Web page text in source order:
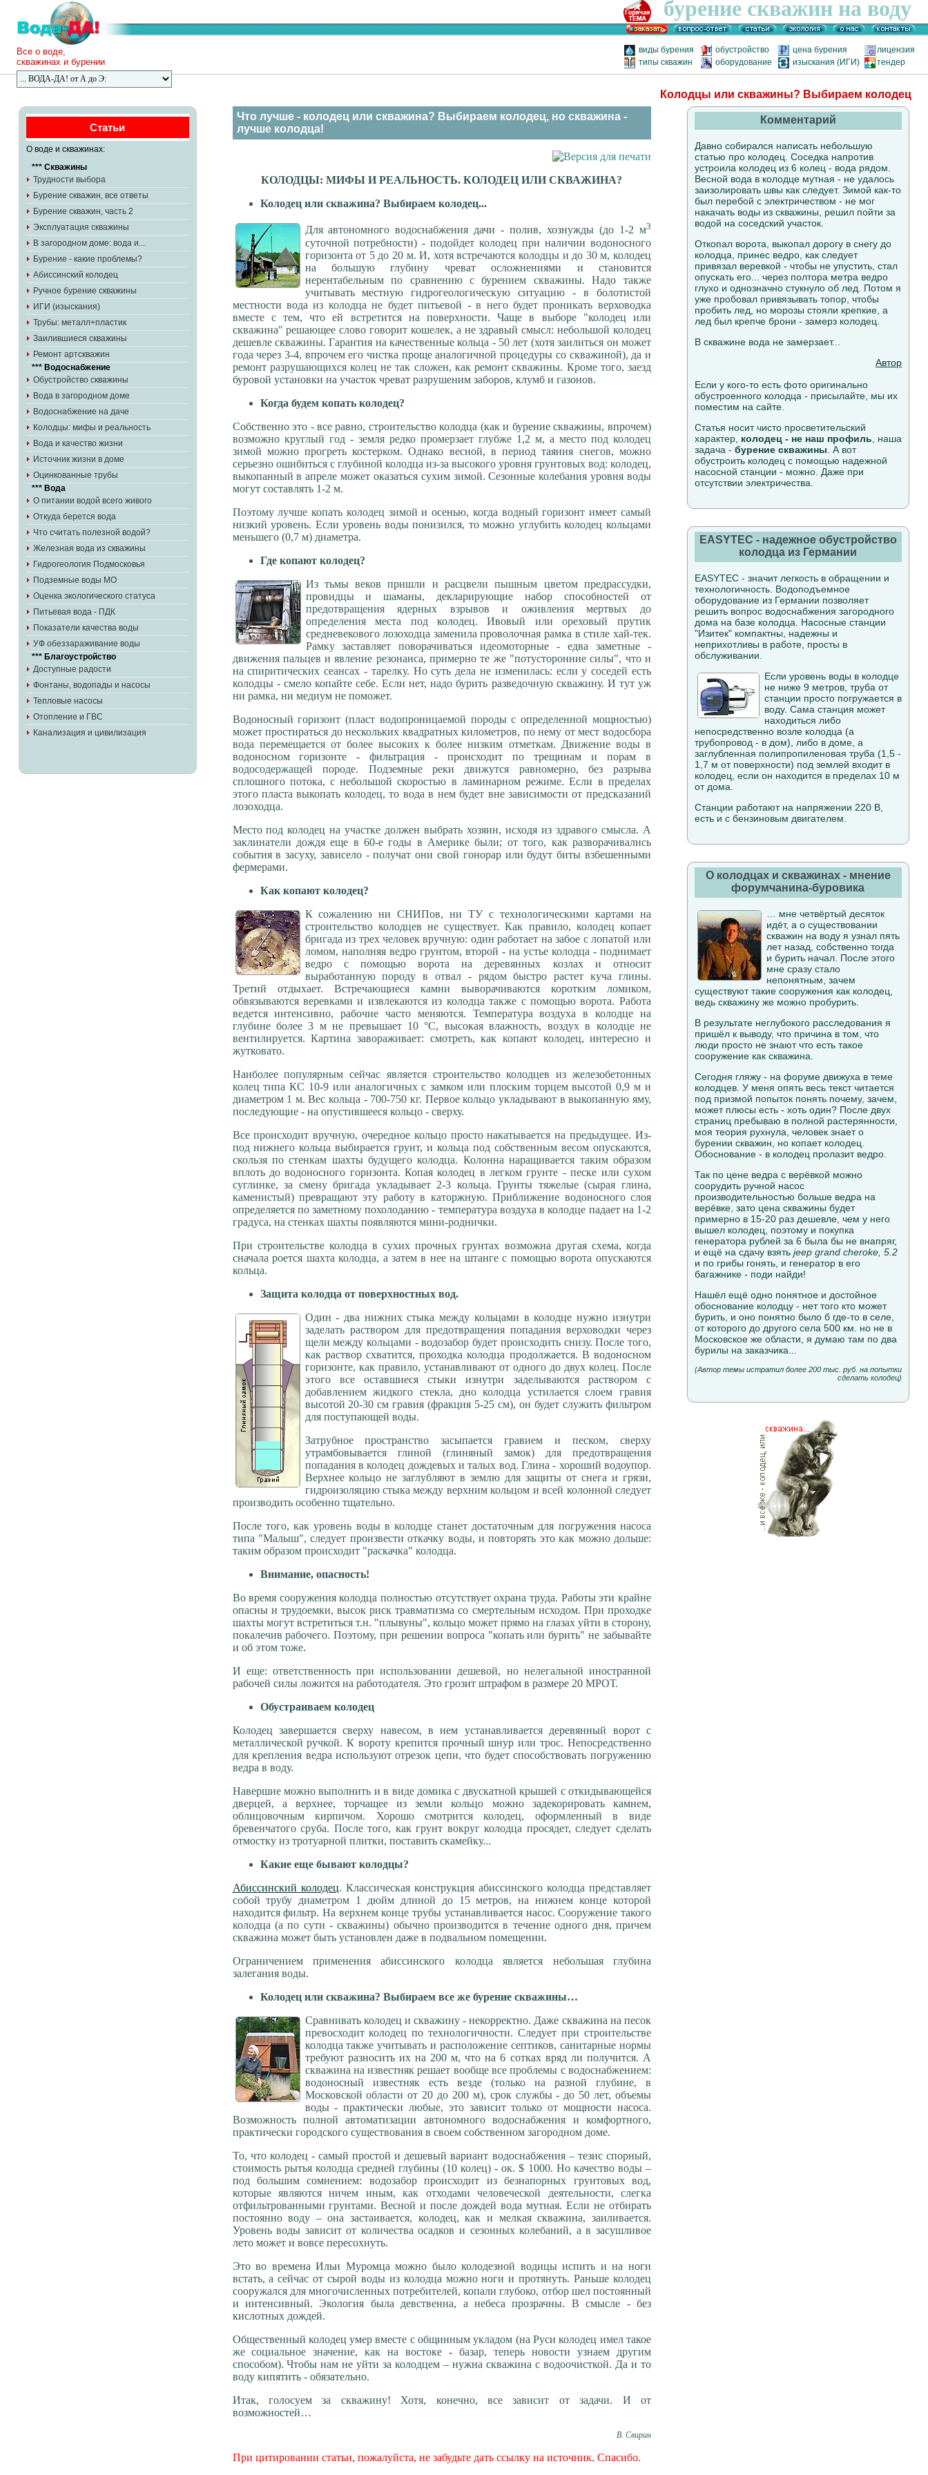
бурение скважин на воду
виды бурения обустройство цена бурения
лицензия
типы скважин
оборудование изыскания (ИГИ) тендер
Все о воде,
скважинах и бурении
Колодцы или скважины? Выбираем колодец
Статьи
О воде и скважинах:
*** Скважины
Трудности выбора
Бурение скважин, все ответы
Бурение скважин, часть 2
Эксплуатация скважины
В загородном доме: вода и...
Бурение - какие проблемы?
Абиссинский колодец
Ручное бурение скважины
ИГИ (изыскания)
Трубы: металл+пластик
Заилившиеся скважины
Ремонт артскважин
*** Водоснабжение
Обустройство скважины
Вода в загородном доме
Водоснабжение на даче
Колодцы: мифы и реальность
Вода и качество жизни
Источник жизни в доме
Оцинкованные трубы
*** Вода
О питании водой всего живого
Откуда берется вода
Что считать полезной водой?
Железная вода из скважины
Гидрогеология Подмосковья
Подземные воды МО
Оценка экологического статуса
Питьевая вода - ПДК
Показатели качества воды
УФ обеззараживание воды
*** Благоустройство
Доступные радости
Фонтаны, водопады и насосы
Тепловые насосы
Отопление и ГВС
Канализация и цивилизация
Что лучше - колодец или скважина? Выбираем колодец, но скважина -
лучше колодца!
КОЛОДЦЫ: МИФЫ И РЕАЛЬНОСТЬ. КОЛОДЕЦ ИЛИ СКВАЖИНА?
Колодец или скважина? Выбираем колодец...
Для автономного водоснабжения дачи - полив, хознужды (до 1-2 м3
суточной потребности) - подойдет колодец при наличии водоносного
горизонта от 5 до 20 м. И, хотя встречаются колодцы и до 30 м, колодец
на большую глубину чреват осложнениями и становится
нерентабельным по сравнению с бурением скважины. Надо также
учитывать местную гидрогеологическую ситуацию - в болотистой
местности вода из колодца не будет питьевой - в него будет проникать верховодка
вместе с тем, что ей встретится на поверхности. Чаще в выборе "колодец или
скважина" решающее слово говорит кошелек, а не здравый смысл: небольшой колодец
дешевле скважины. Гарантия на качественные кольца - 50 лет (хотя заилиться он может
года через 3-4, впрочем его чистка проще аналогичной процедуры со скважиной), да и
ремонт разрушающихся колец не так сложен, как ремонт скважины. Кроме того, заезд
буровой установки на участок чреват разрушеним заборов, клумб и газонов.
Когда будем копать колодец?
Собственно это - все равно, строительство колодца (как и бурение скважины, впрочем)
возможно круглый год - земля редко промерзает глубже 1,2 м, а место под колодец
зимой можно прогреть костерком. Однако весной, в период таяния снегов, можно
серьезно ошибиться с глубиной колодца из-за высокого уровня грунтовых вод: колодец,
выкопанный в апреле может оказаться сухим зимой. Сезонные колебания уровня воды
могут составлять 1-2 м.
Поэтому лучше копать колодец зимой и осенью, когда водный горизонт имеет самый
низкий уровень. Если уровень воды понизился, то можно углубить колодец кольцами
меньшего (0,7 м) диаметра.
Где копают колодец?
Из тьмы веков пришли и расцвели пышным цветом предрассудки,
провидцы и шаманы, декларирующие набор способностей от
предотвращения ядерных взрывов и оживления мертвых до
определения места под колодец. Ивовый или ореховый прутик
средневекового лозоходца заменила проволочная рамка в стиле хай-тек.
Рамку заставляет поворачиваться идеомоторные - едва заметные -
движения пальцев и явление резонанса, примерно те же "потусторонние силы", что и
на спиритических сеансах - тарелку. Но суть дела не изменилась: если у соседей есть
колодцы - смело копайте себе. Если нет, надо бурить разведочную скважину. И тут уж
ни рамка, ни медиум не поможет.
Водоносный горизонт (пласт водопроницаемой породы с определенной мощностью)
может простираться до нескольких квадратных километров, по нему от мест водосбора
вода перемещается от более высоких к более низким отметкам. Движение воды в
водоносном горизонте - фильтрация - происходит по трещинам и порам в
водосодержащей породе. Подземные реки движутся равномерно, без разрыва
сплошного потока, с небольшой скоростью в ламинарном режиме. Если в пределах
этого пласта выкопать колодец, то вода в нем будет вне зависимости от предсказаний
лозоходца.
Место под колодец на участке должен выбрать хозяин, исходя из здравого смысла. А
заклинатели дождя еще в 60-е годы в Америке были; от того, как разворачивались
события в засуху, зависело - получат они свой гонорар или будут биты взбешенными
фермерами.
Как копают колодец?
К сожалению ни СНИПов, ни ТУ с технологическими картами на
строительство колодцев не существует. Как правило, колодец копает
бригада из трех человек вручную: один работает на забое с лопатой или
ломом, наполняя ведро грунтом, второй - на устье колодца - поднимает
ведро с помощью ворота на деревянных козлах и относит
выработанную породу в отвал - рядом быстро растет куча глины.
Третий отдыхает. Встречающиеся камни выворачиваются коротким ломиком,
обвязываются веревками и извлекаются из колодца также с помощью ворота. Работа
ведется интенсивно, рабочие часто меняются. Температура воздуха в колодце на
глубине более 3 м не превышает 10 °С, высокая влажность, воздух в колодце не
вентилируется. Картина завораживает: смотреть, как копают колодец, интересно и
жутковато.
Наиболее популярным сейчас является строительство колодцев из железобетонных
колец типа КС 10-9 или аналогичных с замком или плоским торцем высотой 0,9 м и
диаметром 1 м. Вес кольца - 700-750 кг. Первое кольцо укладывают в выкопанную яму,
последующие - на опустившееся кольцо - сверху.
Все происходит вручную, очередное кольцо просто накатывается на предыдущее. Из-
под нижнего кольца выбирается грунт, и кольца под собственным весом опускаются,
скользя по стенкам шахты будущего колодца. Колонна наращивается таким образом
вплоть до водоносного горизонта. Копая колодец в легком грунте - песке или сухом
суглинке, за смену бригада укладывает 2-3 кольца. Грунты тяжелые (сырая глина,
каменистый) превращают эту работу в каторжную. Приближение водоносного слоя
определяется по заметному похолоданию - температура воздуха в колодце падает на 1-2
градуса, на стенках шахты появляются мини-роднички.
При строительстве колодца в сухих прочных грунтах возможна другая схема, когда
сначала роется шахта колодца, а затем в нее на штанге с помощью ворота опускаются
кольца.
Защита колодца от поверхностных вод.
Один - два нижних стыка между кольцами в колодце нужно изнутри
заделать раствором для предотвращения попадания верховодки через
щели между кольцами - водозабор будет происходить снизу. После того,
как раствор схватится, проходка колодца продолжается. В водоносном
горизонте, как правило, устанавливают от одного до двух колец. После
этого все оставшиеся стыки изнутри заделываются раствором с
добавлением жидкого стекла, дно колодца устилается слоем гравия
высотой 20-30 см гравия (фракция 5-25 см), он будет служить фильтром
для поступающей воды.
Затрубное пространство засыпается гравием и песком, сверху
утрамбовывается глиной (глиняный замок) для предотвращения
попадания в колодец дождевых и талых вод. Глина - хороший водоупор.
Верхнее кольцо не заглубляют в землю для защиты от снега и грязи,
гидроизоляцию стыка между верхним кольцом и всей колонной следует
производить особенно тщательно.
После того, как уровень воды в колодце станет достаточным для погружения насоса
типа "Малыш", следует произвести откачку воды, и повторять это как можно дольше:
таким образом происходит "раскачка" колодца.
Внимание, опасность!
Во время сооружения колодца полностью отсутствует охрана труда. Работы эти крайне
опасны и трудоемки, высок риск травматизма со смертельным исходом. При проходке
шахты могут встретиться т.н. "плывуны", кольцо может прямо на глазах уйти в сторону,
покалечив рабочего. Поэтому, при решении вопроса "копать или бурить" не забывайте
и об этом тоже.
И еще: ответственность при использовании дешевой, но нелегальной иностранной
рабочей силы ложится на работодателя. Это грозит штрафом в размере 20 МРОТ.
Обустраиваем колодец
Колодец завершается сверху навесом, в нем устанавливается деревянный ворот с
металлической ручкой. К вороту крепится прочный шнур или трос. Непосредственно
для крепления ведра используют отрезок цепи, что будет способствовать погружению
ведра в воду.
Навершие можно выполнить и в виде домика с двускатной крышей с откидывающейся
дверцей, а верхнее, торчащее из земли кольцо можно задекорировать камнем,
облицовочным кирпичом. Хорошо смотрится колодец, оформленный в виде
бревенчатого сруба. После того, как грунт вокруг колодца просядет, следует сделать
отмостку из тротуарной плитки, поставить скамейку...
Какие еще бывают колодцы?
Абиссинский колодец. Классическая конструкция абиссинского колодца представляет
собой трубу диаметром 1 дюйм длиной до 15 метров, на нижнем конце которой
находится фильтр. На верхнем конце трубы устанавливается насос. Сооружение такого
колодца (а по сути - скважины) обычно производится в течение одного дня, причем
скважина может быть установлен даже в подвальном помещении.
Ограничением применения абиссинского колодца является небольшая глубина
залегания воды.
Колодец или скважина? Выбираем все же бурение скважины…
Сравнивать колодец и скважину - некорректно. Даже скважина на песок
превосходит колодец по технологичности. Следует при строительстве
колодца также учитывать и расположение септиков, санитарные нормы
требуют разносить их на 200 м, что на 6 сотках вряд ли получится. А
скважина на известняк решает вообще все проблемы с водоснабжением:
водоносный известняк есть везде (только на разной глубине, в
Московской области от 20 до 200 м), срок службы - до 50 лет, объемы
воды - практически любые, это зависит только от мощности насоса.
Возможность полной автоматизации автономного водоснабжения и комфортного,
практически городского существования в своем собственном загородном доме.
То, что колодец - самый простой и дешевый вариант водоснабжения – тезис спорный,
стоимость рытья колодца средней глубины (10 колец) - ок. $ 1000. Но качество воды –
под большим сомнением: водозабор происходит из безнапорных грунтовых вод,
которые являются ничем иным, как отходами человеческой деятельности, слегка
отфильтрованными грунтами. Весной и после дождей вода мутная. Если не отбирать
постоянно воду – она застаивается, колодец, как и мелкая скважина, заиливается.
Уровень воды зависит от количества осадков и сезонных колебаний, а в засушливое
лето может и вовсе пересохнуть.
Это во времена Ильи Муромца можно было колодезной водицы испить и на ноги
встать, а сейчас от сырой воды из колодца можно ноги и протянуть. Раньше колодец
сооружался для многочисленных потребителей, копали глубоко, отбор шел постоянный
и интенсивный. Экология была девственна, а небеса прозрачны. В смысле - без
кислотных дождей.
Общественный колодец умер вместе с общинным укладом (на Руси колодец имел такое
же социальное значение, как на востоке - базар, теперь новости узнаем другим
способом). Чтобы нам не уйти за колодцем – нужна скважина с водоочисткой. Да и то
воду кипятить - обязательно.
Итак, голосуем за скважину! Хотя, конечно, все зависит от задачи. И от
возможностей…
В. Свирин
При цитировании статьи, пожалуйста, не забудьте дать ссылку на источник. Спасибо.
Комментарий
Давно собирался написать небольшую
статью про колодец. Соседка напротив
устроила колодец из 6 колец - вода рядом.
Весной вода в колодце мутная - не удалось
заизолировать швы как следует. Зимой как-то
был перебой с электричеством - не мог
накачать воды из скважины, решил пойти за
водой на соседский участок.
Откопал ворота, выкопал дорогу в снегу до
колодца, принес ведро, как следует
привязал веревкой - чтобы не упустить, стал
опускать его... через полтора метра ведро
глухо и однозначно стукнуло об лед. Потом я
уже пробовал привязывать топор, чтобы
пробить лед, но морозы стояли крепкие, а
лед был крепче брони - замерз колодец.
В скважине вода не замерзает...
Автор
Если у кого-то есть фото оригинально
обустроенного колодца - присылайте, мы их
поместим на сайте.
Статья носит чисто просветительский
характер, колодец - не наш профиль, наша
задача - бурение скважины. А вот
обустроить колодец с помощью надежной
насосной станции - можно. Даже при
отсутствии электричества.
EASYTEC - надежное обустройство
колодца из Германии
EASYTEC - значит легкость в обращении и
технологичность. Водоподъемное
оборудование из Германии позволяет
решить вопрос водоснабжения загородного
дома на базе колодца. Насосные станции
"Изитек" компактны, надежны и
неприхотливы в работе, просты в
обслуживании.
Если уровень воды в колодце
не ниже 9 метров, труба от
станции просто погружается в
воду. Сама станция может
находиться либо
непосредственно возле колодца (а
трубопровод - в дом), либо в доме, а
заглубленная полипропиленовая труба (1,5 -
1,7 м от поверхности) под землей входит в
колодец, если он находится в пределах 10 м
от дома.
Станции работают на напряжении 220 В,
есть и с бензиновым двигателем.
О колодцах и скважинах - мнение
форумчанина-буровика
… мне четвёртый десяток
идёт, а о существовании
скважин на воду я узнал пять
лет назад, собственно тогда
и бурить начал. После этого
мне сразу стало
непонятным, зачем
существуют такие сооружения как колодец,
ведь скважину же можно пробурить.
В результате неглубокого расследования я
пришёл к выводу, что причина в том, что
люди просто не знают что есть такое
сооружение как скважина.
Сегодня гляжу - на форуме движуха в теме
колодцев. У меня опять весь текст читается
под призмой попыток понять почему, зачем,
может плюсы есть - хоть один? После двух
страниц пребываю в полной растерянности,
моя теория рухнула, человек знает о
бурении скважин, но копает колодец.
Обоснование - в колодец пролазит ведро.
Так по цене ведра с верёвкой можно
соорудить ручной насос
производительностью больше ведра на
верёвке, зато цена скважины будет
примерно в 15-20 раз дешевле, чем у него
вышел колодец, поэтому и покупка
генератора рублей за 6 была бы не внапряг,
и ещё на сдачу взять jeep grand cheroke, 5.2
и по грибы гонять, и генератор в его
багажнике - поди найди!
Нашёл ещё одно понятное и достойное
обоснование колодцу - нет того кто может
бурить, и оно понятно было б где-то в селе,
от которого до другого села 500 км. но не в
Московское же области, я думаю там по два
бурилы на заказчика...
(Автор темы истратил более 200 тыс. руб. на попытки
сделать колодец)